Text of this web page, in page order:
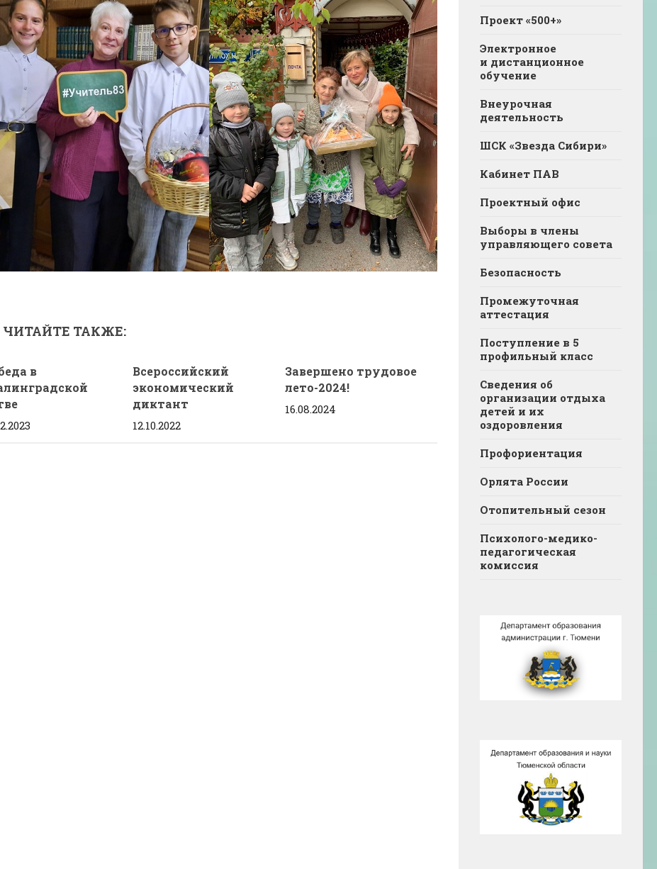
ЧИТАЙТЕ ТАКЖЕ:
в
Всероссийский
экономический
диктант
12.10.2022
Завершено трудовое
лето-2024!
16.08.2024
Проект «500+»
Электронное
и дистанционное
обучение
Внеурочная
деятельность
ШСК «Звезда Сибири»
Кабинет ПАВ
Проектный офис
Выборы в члены
управляющего совета
Безопасность
Промежуточная
аттестация
Поступление в 5
профильный класс
Сведения об
организации отдыха
детей и их
оздоровления
Профориентация
Орлята России
Отопительный сезон
Психолого-медико-
педагогическая
комиссия